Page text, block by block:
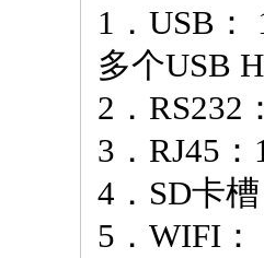
1．USB：
多个USB
2．RS232
3．RJ45
4．SD卡
5．WIFI